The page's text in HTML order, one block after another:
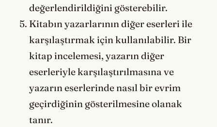
değerlendirildiğini gösterebilir.
Kitabın yazarlarının diğer eserleri ile
karşılaştırmak için kullanılabilir. Bir
kitap incelemesi, yazarın diğer
eserleriyle karşılaştırılmasına ve
yazarın eserlerinde nasıl bir evrim
geçirdiğinin gösterilmesine olanak
tanır.